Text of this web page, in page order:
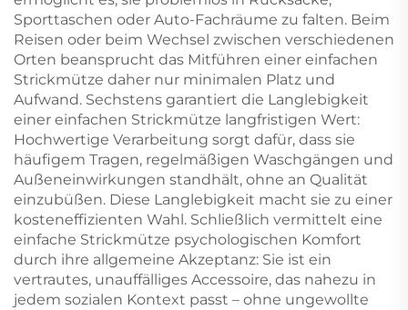
Sporttaschen oder Auto-Fachräume zu falten. Beim
Reisen oder beim Wechsel zwischen verschiedenen
Orten beansprucht das Mitführen einer einfachen
Strickmütze daher nur minimalen Platz und
Aufwand. Sechstens garantiert die Langlebigkeit
einer einfachen Strickmütze langfristigen Wert:
Hochwertige Verarbeitung sorgt dafür, dass sie
häufigem Tragen, regelmäßigen Waschgängen und
Außeneinwirkungen standhält, ohne an Qualität
einzubüßen. Diese Langlebigkeit macht sie zu einer
kosteneffizienten Wahl. Schließlich vermittelt eine
einfache Strickmütze psychologischen Komfort
durch ihre allgemeine Akzeptanz: Sie ist ein
vertrautes, unauffälliges Accessoire, das nahezu in
jedem sozialen Kontext passt – ohne ungewollte